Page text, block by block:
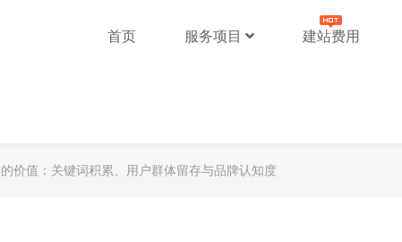
首页 服务项目 建站费用
价值：关键词积累、用户群体留存与品牌认知度